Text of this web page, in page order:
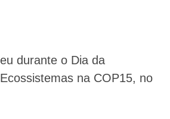
durante o Dia da
na COP15, no